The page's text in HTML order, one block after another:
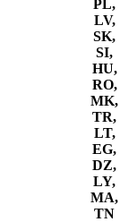
PL,
LV,
SK,
SI,
HU,
RO,
MK,
TR,
LT,
EG,
DZ,
LY,
MA,
TN